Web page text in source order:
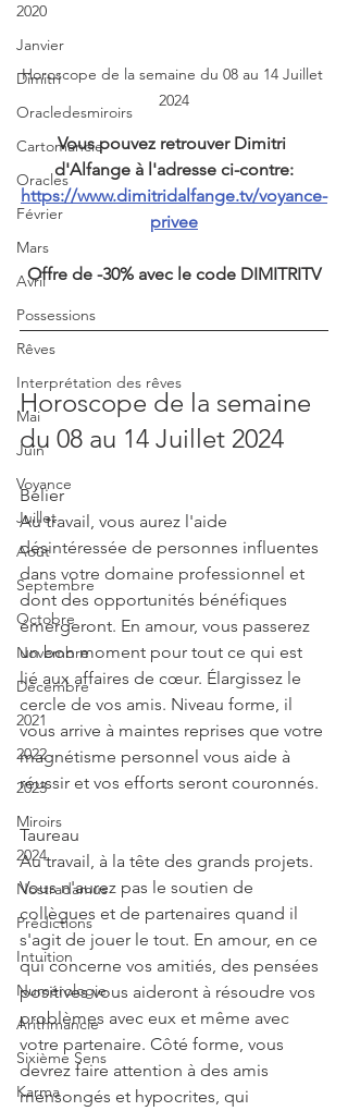
2020
Janvier
Dimitri
Oracledesmiroirs
Cartomancie
Oracles
Février
Mars
Avril
Possessions
Rêves
Interprétation des rêves
Mai
Juin
Voyance
Juillet
Août
Septembre
Octobre
Novembre
Décembre
2021
2022
2023
Miroirs
2024
Nostradamus
Prédictions
Intuition
Numérologie
Arithmancie
Sixième Sens
Karma
Horoscope de la semaine du 08 au 14 Juillet
2024
Vous pouvez retrouver Dimitri
d'Alfange à l'adresse ci-contre:
https://www.dimitridalfange.tv/voyance-
privee
Offre de -30% avec le code DIMITRITV
Horoscope de la semaine
du 08 au 14 Juillet 2024
Bélier
Au travail, vous aurez l'aide
désintéressée de personnes influentes
dans votre domaine professionnel et
dont des opportunités bénéfiques
émergeront. En amour, vous passerez
un bon moment pour tout ce qui est
lié aux affaires de cœur. Élargissez le
cercle de vos amis. Niveau forme, il
vous arrive à maintes reprises que votre
magnétisme personnel vous aide à
réussir et vos efforts seront couronnés.
Taureau
Au travail, à la tête des grands projets.
Vous n'aurez pas le soutien de
collègues et de partenaires quand il
s'agit de jouer le tout. En amour, en ce
qui concerne vos amitiés, des pensées
positives vous aideront à résoudre vos
problèmes avec eux et même avec
votre partenaire. Côté forme, vous
devrez faire attention à des amis
mensongés et hypocrites, qui